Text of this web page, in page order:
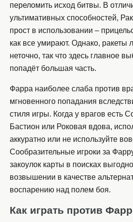
переломить исход битвы. В
ультимативных способностей,
прост в использовании –
как все умирают. Однако, ракеты
неточно, так что здесь главное
попадёт большая часть.
Фарра наиболее слаба против
мгновенного попадания
стиля игры. Когда у врагов есть
Бастион или Роковая вдова,
аккуратно или не используйте
Сообразительные игроки за
закоулок карты в поисках
возвышении в качестве
воспарению над полем боя.
Как играть против